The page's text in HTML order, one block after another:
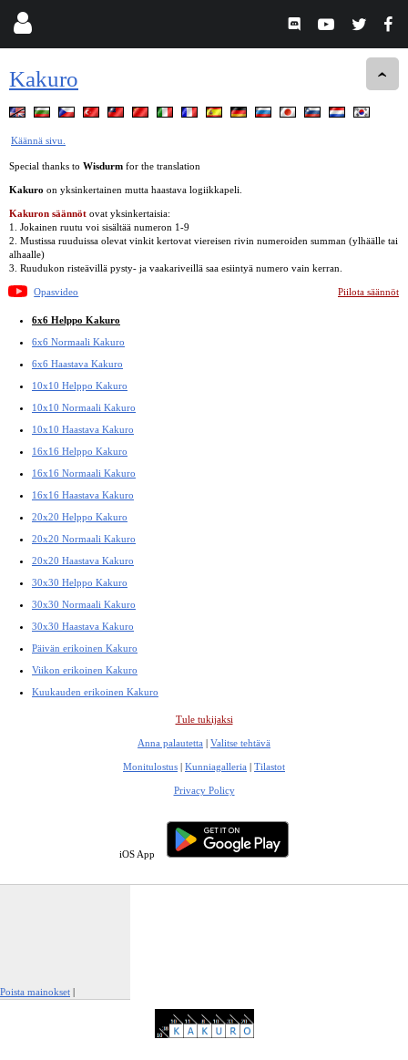
Kakuro
Käännä sivu.
Special thanks to Wisdurm for the translation
Kakuro on yksinkertainen mutta haastava logiikkapeli.
Kakuron säännöt ovat yksinkertaisia:
1. Jokainen ruutu voi sisältää numeron 1-9
2. Mustissa ruuduissa olevat vinkit kertovat viereisen rivin numeroiden summan (ylhäälle tai
alhaalle)
3. Ruudukon risteävillä pysty- ja vaakariveillä saa esiintyä numero vain kerran.
Opasvideo Piilota säännöt
6x6 Helppo Kakuro
6x6 Normaali Kakuro
6x6 Haastava Kakuro
10x10 Helppo Kakuro
10x10 Normaali Kakuro
10x10 Haastava Kakuro
16x16 Helppo Kakuro
16x16 Normaali Kakuro
16x16 Haastava Kakuro
20x20 Helppo Kakuro
20x20 Normaali Kakuro
20x20 Haastava Kakuro
30x30 Helppo Kakuro
30x30 Normaali Kakuro
30x30 Haastava Kakuro
Päivän erikoinen Kakuro
Viikon erikoinen Kakuro
Kuukauden erikoinen Kakuro
Tule tukijaksi
Anna palautetta | Valitse tehtävä
Monitulostus | Kunniagalleria | Tilastot
Privacy Policy
iOS App
Poista mainokset |